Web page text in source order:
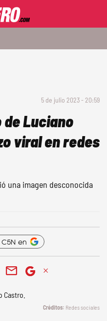
5 de julio 2023 - 20:59
Luciano
viral en redes
una imagen desconocida
en
Redes sociales